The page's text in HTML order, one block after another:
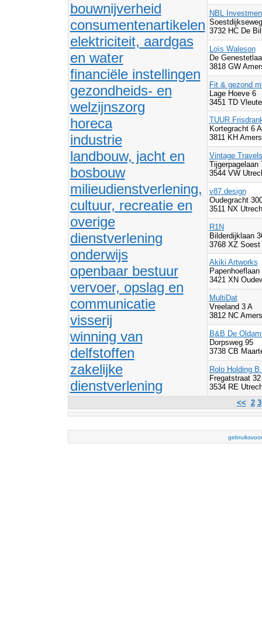
bouwnijverheid
consumentenartikelen
elektriciteit, aardgas
en water
financiële instellingen
gezondheids- en
welzijnszorg
horeca
industrie
landbouw, jacht en
bosbouw
milieudienstverlening,
cultuur, recreatie en
overige
dienstverlening
onderwijs
openbaar bestuur
vervoer, opslag en
communicatie
visserij
winning van
delfstoffen
zakelijke
dienstverlening
NBL
3732 HC De
Loïs Waleson
De
3818 GW
Fit & gezond
Lage Hoeve 6
3451 TD
TUUR
Kortegracht 6 A
3811 KH
Vintage
Tijgerpagelaan
3544 VW
v87.design
Oudegracht
3511 NX
R1N
Bilderdijklaan
3768 XZ Soest
Akiki Artworks
Papenhoeflaan
3421 XN
MultiDat
Vreeland 3 A
3812 NC
B&B De
Dorpsweg 95
3738 CB
Rolo Holding
Fregatstraat 32
3534 RE
<< 2 3